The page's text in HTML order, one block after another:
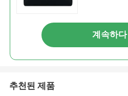
계속하다
추천된 제품